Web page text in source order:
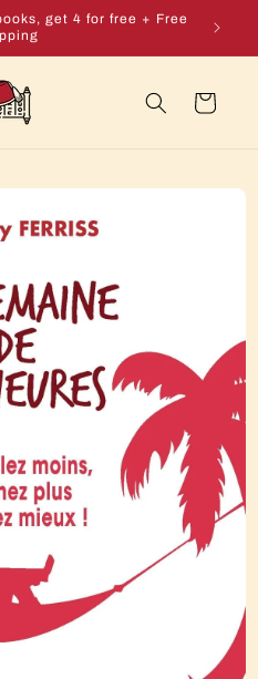
get 4 for free + Free
Cart